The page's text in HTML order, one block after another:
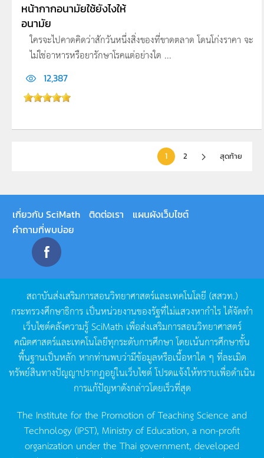
หน้ากากอนามัยใช้ยังไงให้
อนามัย
ใครจะไปคาดคิดว่าสักวันหนึ่งสิ่งของที่ขาดตลาด โดนโก่งราคา จะ
ไม่ใช่อาหารหรือยารักษาโรคแต่อย่างใด ...
12,387
1 2 สุดท้าย
เกี่ยวกับ SciMath ติดต่อเรา
แผนผังเว็บไซต์
คำถามที่พบบ่อย
สถาบันส่งเสริมการสอนวิทยาศาสตร์และเทคโนโลยี (สสวท.)
กระทรวงศึกษาธิการ เป็นหน่วยงานของรัฐที่ไม่แสวงหากำไรได้จัดทำ
เว็บไซต์คลังความรู้SciMath เพื่อส่งเสริมการสอนวิทยาศาสตร์
คณิตศาสตร์และเทคโนโลยีทุกระดับการศึกษา โดยเน้นการศึกษาขั้น
พื้นฐานเป็นหลัก หากท่านพบว่ามีข้อมูลหรือเนื้อหาใด ๆ ที่ละเมิด
ทรัพย์สินทางปัญญาปรากฏอยู่ในเว็บไซต์โปรดแจ้งให้ทราบเพื่อดำเนิน
การแก้ปัญหาดังกล่าวโดยเร็วที่สุด
The Institute for the Promotion of Teaching Science and
Technology (IPST), Ministry of Education, a non-profit
organization under the Thai government, developed